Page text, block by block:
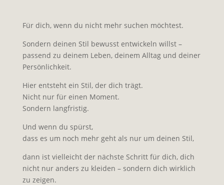
Für dich, wenn du nicht mehr suchen möchtest.
Sondern deinen Stil bewusst entwickeln willst –
passend zu deinem Leben, deinem Alltag und deiner
Persönlichkeit.
Hier entsteht ein Stil, der dich trägt.
Nicht nur für einen Moment.
Sondern langfristig.
Und wenn du spürst,
dass es um noch mehr geht als nur um deinen Stil,
dann ist vielleicht der nächste Schritt für dich, dich
nicht nur anders zu kleiden – sondern dich wirklich
zu zeigen.